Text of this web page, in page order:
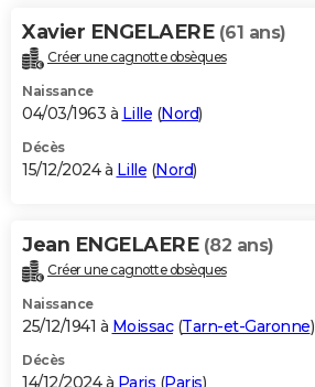
Xavier ENGELAERE (61 ans)
Créer une cagnotte obsèques
Naissance
04/03/1963 à Lille (Nord)
Décès
15/12/2024 à Lille (Nord)
Jean ENGELAERE (82 ans)
Créer une cagnotte obsèques
Naissance
25/12/1941 à Moissac(Tarn-et-Garonne)
Décès
14/12/2024 à Paris (Paris)